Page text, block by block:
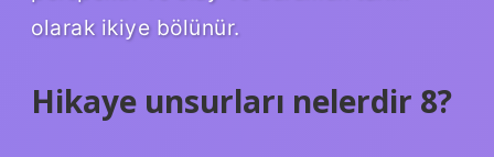
olarak ikiye bölünür.
Hikaye unsurları nelerdir 8?